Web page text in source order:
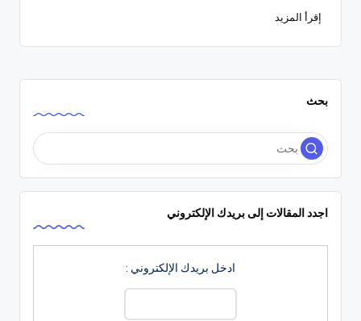
إقرأ المزيد
بحث
اجدد المقالات إلى بريدك الإلكتروني
ادخل بريدك الإلكتروني :